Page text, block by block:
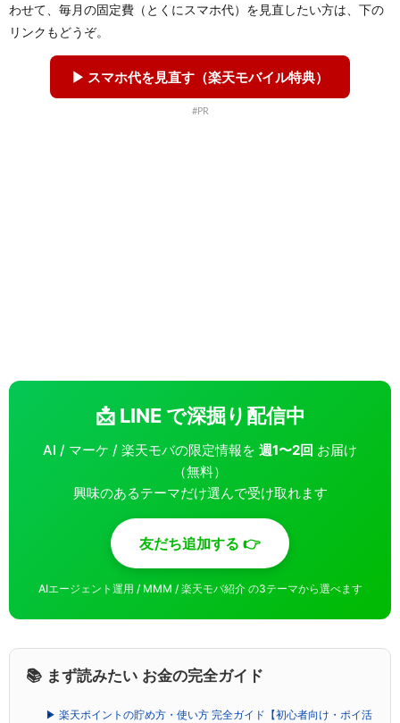
わせて、毎月の固定費（とくにスマホ代）を見直したい方は、下の
リンクもどうぞ。
▶ スマホ代を見直す（楽天モバイル特典）
#PR
📩 LINE で深掘り配信中
AI / マーケ / 楽天モバの限定情報を 週1〜2回 お届け
（無料）
興味のあるテーマだけ選んで受け取れます
友だち追加する 👉
AIエージェント運用 / MMM / 楽天モバ紹介 の3テーマから選べます
📚 まず読みたい お金の完全ガイド
▶ 楽天ポイントの貯め方・使い方 完全ガイド【初心者向け・ポイ活